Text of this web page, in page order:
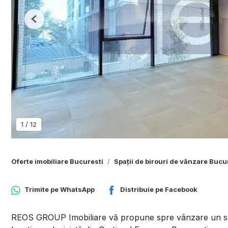
1 / 12
Previous
Oferte imobiliare Bucuresti Spații de birouri de vânzare
Trimite peWhatsApp Distribuie pe Facebook
REOS GROUP Imobiliare vă propune spre vânzare